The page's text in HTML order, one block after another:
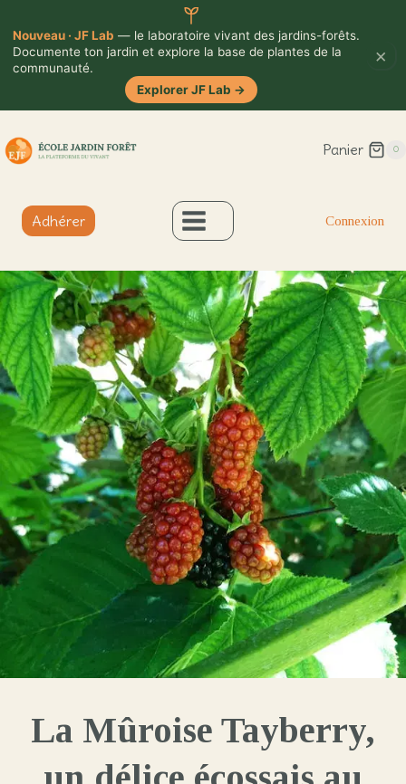
Nouveau · JF Lab — le laboratoire vivant des jardins-forêts.
Documente ton jardin et explore la base de plantes de la
communauté.
Explorer JF Lab →
×
au
Panier 0
Adhérer Connexion
La Mûroise Tayberry,